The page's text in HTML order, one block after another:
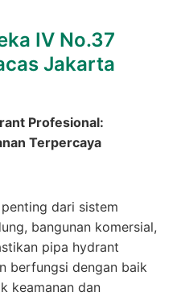
IV No.37
Jakarta
Profesional:
Terpercaya
dari sistem
bangunan komersial,
pipa hydrant
berfungsi dengan baik
keamanan dan